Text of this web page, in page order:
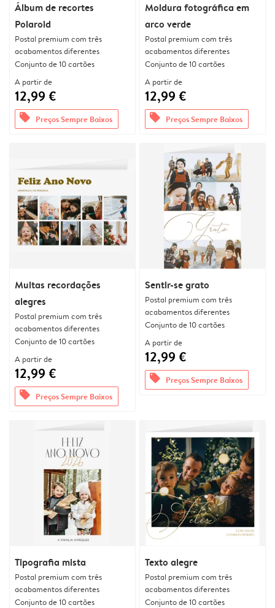
Álbum de recortes
Polaroid
Postal premium com três
acabamentos diferentes
Conjunto de 10 cartões
A partir de
12,99 €
offers Preços Sempre Baixos
Moldura fotográfica em
arco verde
Postal premium com três
acabamentos diferentes
Conjunto de 10 cartões
A partir de
12,99 €
offers Preços Sempre Baixos
Muitas recordações
alegres
Postal premium com três
acabamentos diferentes
Conjunto de 10 cartões
A partir de
12,99 €
offers Preços Sempre Baixos
Sentir-se grato
Postal premium com três
acabamentos diferentes
Conjunto de 10 cartões
A partir de
12,99 €
offers Preços Sempre Baixos
Tipografia mista
Postal premium com três
acabamentos diferentes
Conjunto de 10 cartões
Texto alegre
Postal premium com três
acabamentos diferentes
Conjunto de 10 cartões